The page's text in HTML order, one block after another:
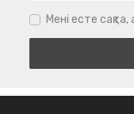
Мені есте